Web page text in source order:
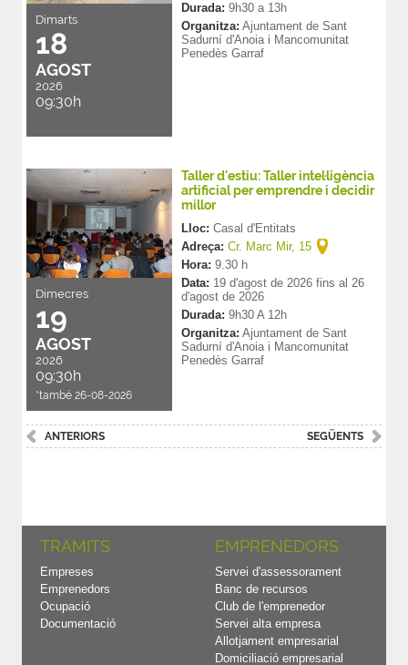
Dimarts
18
AGOST
2026
09:30h
Durada: 9h30 a 13h
Organitza: Ajuntament de Sant
Sadurní d'Anoia i Mancomunitat
Penedès Garraf
Dimecres
19
AGOST
2026
09:30h
*també 26-08-2026
Taller d'estiu: Taller intel·ligència
artificial per emprendre i decidir
millor
Lloc: Casal d'Entitats
Adreça: Cr. Marc Mir, 15
Hora: 9.30 h
Data: 19 d'agost de 2026 fins al 26
d'agost de 2026
Durada: 9h30 A 12h
Organitza: Ajuntament de Sant
Sadurní d'Anoia i Mancomunitat
Penedès Garraf
ANTERIORS SEGÜENTS
TRAMITS
Empreses
Emprenedors
Ocupació
Documentació
EMPRENEDORS
Servei d'assessorament
Banc de recursos
Club de l'emprenedor
Servei alta empresa
Allotjament empresarial
Domiciliació empresarial